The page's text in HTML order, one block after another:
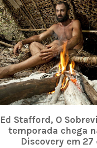
Ed Stafford, O
temporada chega
Discovery em 27